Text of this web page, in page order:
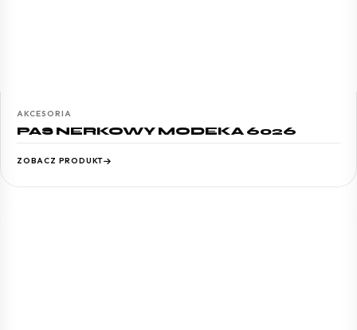
AKCESORIA
PAS NERKOWY MODEKA 6026
ZOBACZ PRODUKT